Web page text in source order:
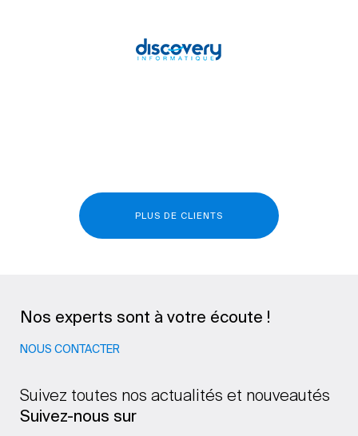
PLUS DE CLIENTS
Nos experts sont à votre écoute !
NOUS CONTACTER
Suivez toutes nos actualités et nouveautés
Suivez-nous sur